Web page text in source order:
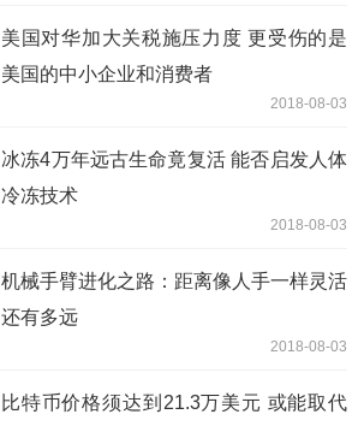
美国对华加大关税施压力度 更受伤的是
美国的中小企业和消费者
2018-08-03
冰冻4万年远古生命竟复活 能否启发人体
冷冻技术
2018-08-03
机械手臂进化之路：距离像人手一样灵活
还有多远
2018-08-03
比特币价格须达到21.3万美元 或能取代